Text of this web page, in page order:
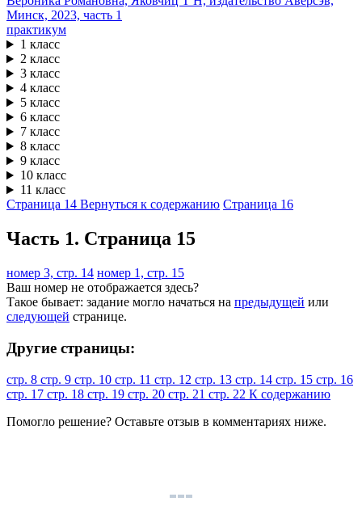
практикум
1 класс
2 класс
3 класс
4 класс
5 класс
6 класс
7 класс
8 класс
9 класс
10 класс
11 класс
Страница 14 Вернуться к содержанию Страница 16
Часть 1. Cтраница 15
номер 3, стр. 14 номер 1, стр. 15
Ваш номер не отображается здесь?
Такое бывает: задание могло начаться на предыдущей или
следующей странице.
Другие страницы:
стр. 8 стр. 9 стр. 10 стр. 11 стр. 12 стр. 13 стр. 14 стр. 15 стр. 16
стр. 17 стр. 18 стр. 19 стр. 20 стр. 21 стр. 22 К содержанию
Помогло решение? Оставьте отзыв в комментариях ниже.